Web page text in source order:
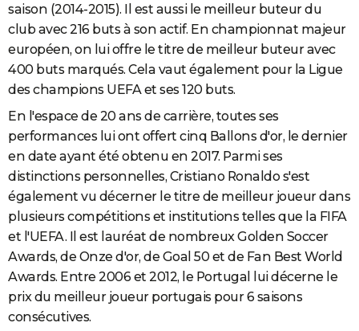
saison (2014-2015). Il est aussi le meilleur buteur du
club avec 216 buts à son actif. En championnat majeur
européen, on lui offre le titre de meilleur buteur avec
400 buts marqués. Cela vaut également pour la Ligue
des champions UEFA et ses 120 buts.
En l'espace de 20 ans de carrière, toutes ses
performances lui ont offert cinq Ballons d'or, le dernier
en date ayant été obtenu en 2017. Parmi ses
distinctions personnelles, Cristiano Ronaldo s'est
également vu décerner le titre de meilleur joueur dans
plusieurs compétitions et institutions telles que la FIFA
et l'UEFA. Il est lauréat de nombreux Golden Soccer
Awards, de Onze d'or, de Goal 50 et de Fan Best World
Awards. Entre 2006 et 2012, le Portugal lui décerne le
prix du meilleur joueur portugais pour 6 saisons
consécutives.